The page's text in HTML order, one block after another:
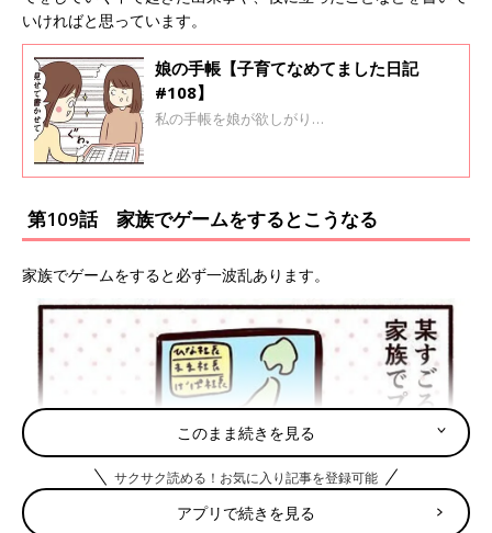
いければと思っています。
娘の手帳【子育てなめてました日記
#108】
私の手帳を娘が欲しがり…
第109話 家族でゲームをするとこうなる
家族でゲームをすると必ず一波乱あります。
このまま続きを見る
サクサク読める！お気に入り記事を登録可能
アプリで続きを見る